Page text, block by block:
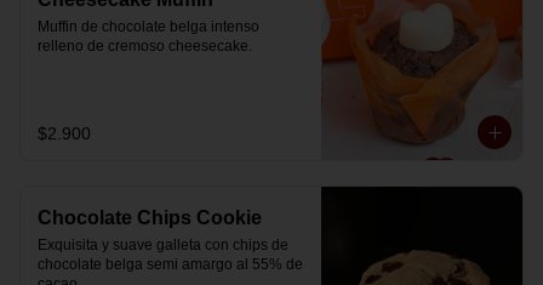
Muffin de chocolate belga intenso
relleno de cremoso cheesecake.
$2.900
Chocolate Chips Cookie
Exquisita y suave galleta con chips de
chocolate belga semi amargo al 55% de